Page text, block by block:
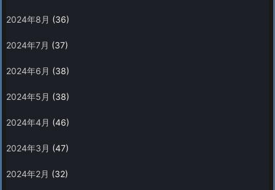
2024年8月 (36)
2024年7月 (37)
2024年6月 (38)
2024年5月 (38)
2024年4月 (46)
2024年3月 (47)
2024年2月 (32)